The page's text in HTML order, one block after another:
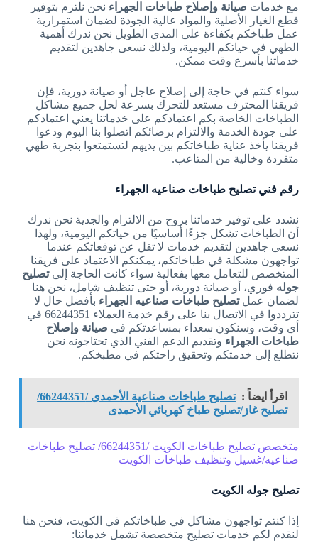
مع خدمات صيانة وإصلاح طباخات الجهراء نحن نلتزم بتوفير
قطع الغيار الأصلية والمواد عالية الجودة لضمان استمرارية
عمل طباخكم بكفاءة على المدى الطويل نحن ندرك أهمية
الطهي في حياتكم اليومية، ولذلك نسعى جاهدين لتقديم
خدماتنا بأسرع وقت ممكن.
سواء كنتم في حاجة إلى إصلاح عاجل أو صيانة دورية، فإن
فريقنا المحترف مستعد للتحرك بسرعة لحل جميع مشاكل
الطباخات الخاصة بكم اعتمادكم على خدماتنا يعني اعتمادكم
على جودة الخدمة والالتزام برضائكم اتصلوا بنا اليوم ودعوا
فريقنا يأخذ عناية طباخاتكم بين يديهم لتستمتعوا بتجربة طهي
متفردة وخالية من المتاعب.
رقم فني تصليح طباخات صناعيه الجهراء
نشدد على توفير خدماتنا بروح من الالتزام والجدية نحن ندرك
أن الطباخات تشكل جزءًا أساسيًا من حياتكم اليومية، ولهذا
نسعى جاهدين لتقديم خدمات لا تقل عن توقعاتكم عندما
تواجهون مشكلة في طباخاتكم، يمكنكم الاعتماد على فريقنا
المتخصص للتعامل معها بفعالية سواء كانت الحاجة إلىتصليح
جوله فوري، أو صيانة دورية، أو حتى تنظيف شامل، نحن هنا
لضمان عملتصليح طباخات صناعيه الجهراء بأفضل حال لا
تترددوا في الاتصال بنا على رقم خدمة العملاء 66244351 في
أي وقت، وسنكون سعداء بمساعدتكم في صيانة وإصلاح
طباخات الجهراء وتقديم الدعم الفني الذي تحتاجونه نحن
نتطلع إلى خدمتكم وتحقيق راحتكم في مطبخكم.
اقرأ ايضاً :
تصليح طباخات صناعية الأحمدى /66244351/
تصليح غاز/تصليح طباخ كهربائي الأحمدى
متخصص تصليح طباخات الكويت /66244351/ تصليح طباخات
صناعيه/غسيل وتنظيف طباخات الكويت
تصليح جوله الكويت
إذا كنتم تواجهون مشاكل في طباخاتكم في الكويت، فنحن هنا
لنقدم لكم خدمات تصليح متخصصة تشمل خدماتنا: